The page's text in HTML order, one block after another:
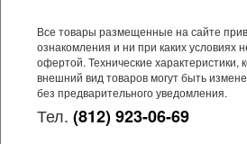
Все товары размещенные на сайте
ознакомления и ни при каких условиях
офертой. Технические характеристики,
внешний вид товаров могут быть
без предварительного уведомления.
Тел. (812) 923-06-69